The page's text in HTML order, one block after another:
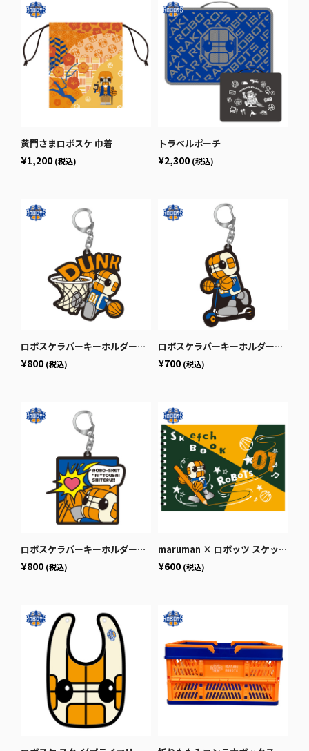
黄門さまロボスケ 巾着
¥1,200 (税込)
トラベルポーチ
¥2,300 (税込)
ロボスケラバーキーホルダー（ダンク）
¥800 (税込)
ロボスケラバーキーホルダー（キックボード）
¥700 (税込)
ロボスケラバーキーホルダー（コミック）
¥800 (税込)
maruman × ロボッツ スケッチブック B6
¥600 (税込)